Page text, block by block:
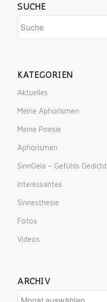
SUCHE
KATEGORIEN
Aktuelles
Meine Aphorismen
Meine Poesie
Aphorismen
SinnGela – Gefühls Gedicht
Interessantes
Sinnesthesie
Fotos
Videos
ARCHIV